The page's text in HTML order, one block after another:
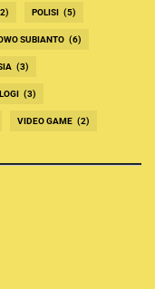
POLISI (5)
SUBIANTO (6)
(3)
(3)
VIDEO GAME (2)